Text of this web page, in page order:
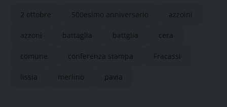
2 ottobre 500esimo anniversario azzoini
azzoni battaglia battglia cera
comune conferenza stampa Fracassi
lissia merlino pavia